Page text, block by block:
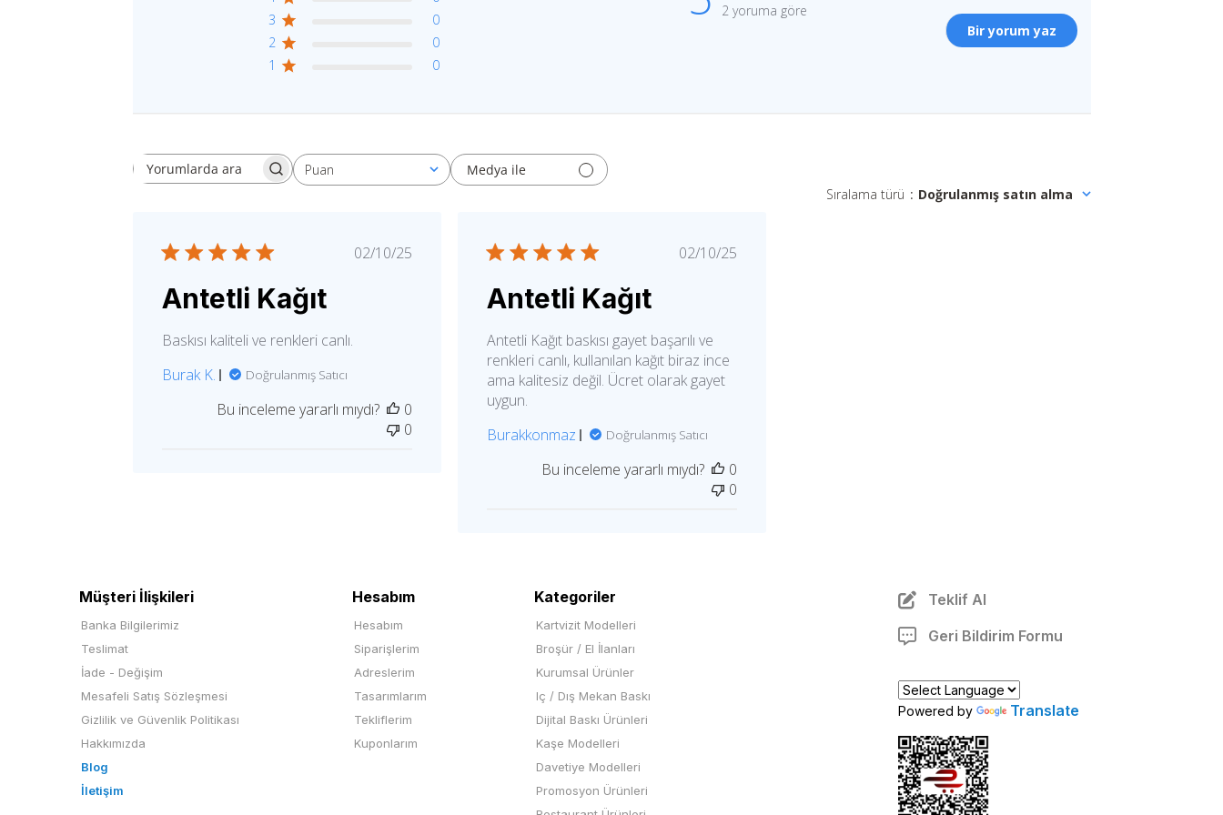
2 yoruma göre
3
0
2
0
1
0
Bir yorum yaz
Yorumlarda araPuan
Tüm puanlar
Medya ile
Sıralama türü : Doğrulanmış satın alma
Yayınlanma
02/10/25
Antetli Kağıt
Baskısı kaliteli ve renkleri canlı.
Burak K.
Doğrulanmış Satıcı
Bu inceleme yararlı mıydı?
0
0
Yayınlanma
02/10/25
Antetli Kağıt
Antetli Kağıt baskısı gayet başarılı ve
renkleri canlı, kullanılan kağıt biraz ince
ama kalitesiz değil. Ücret olarak gayet
uygun.
Burakkonmaz
Doğrulanmış Satıcı
Bu inceleme yararlı mıydı?
0
0
Müşteri İlişkileri
Banka Bilgilerimiz
Teslimat
İade - Değişim
Mesafeli Satış Sözleşmesi
Gizlilik ve Güvenlik Politikası
Hakkımızda
Blog
İletişim
Hesabım
Hesabım
Siparişlerim
Adreslerim
Tasarımlarım
Tekliflerim
Kuponlarım
Kategoriler
Kartvizit Modelleri
Broşür / El İlanları
Kurumsal Ürünler
Iç / Dış Mekan Baskı
Dijital Baskı Ürünleri
Kaşe Modelleri
Davetiye Modelleri
Promosyon Ürünleri
Teklif Al
Geri Bildirim Formu
Powered by Translate